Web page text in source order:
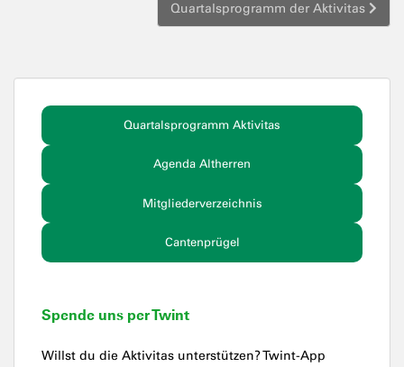
Quartalsprogramm der Aktivitas
Quartalsprogramm Aktivitas
Agenda Altherren
Mitgliederverzeichnis
Cantenprügel
Spende uns per Twint
Willst du die Aktivitas unterstützen? Twint-App